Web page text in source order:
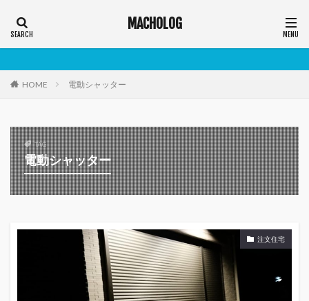
MACHOLOG
HOME 電動シャッター
TAG
電動シャッター
注文住宅